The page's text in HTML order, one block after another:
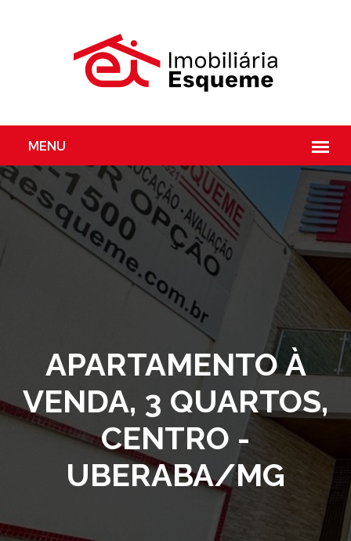
APARTAMENTO À
VENDA, 3 QUARTOS,
CENTRO -
UBERABA/MG